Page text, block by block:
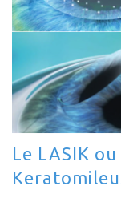
Le LASIK